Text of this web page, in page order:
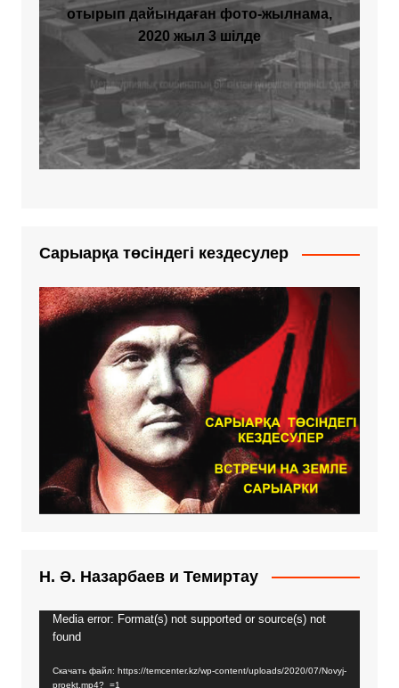
отырып дайындаған фото-жылнама,
2020 жыл 3 шілде
Сарыарқа төсіндегі кездесулер
Н. Ә. Назарбаев и Темиртау
Видеоплеер
Media error: Format(s) not supported or source(s) not
found
Скачать файл: https://temcenter.kz/wp-content/uploads/2020/07/Novyj-
proekt.mp4?_=1